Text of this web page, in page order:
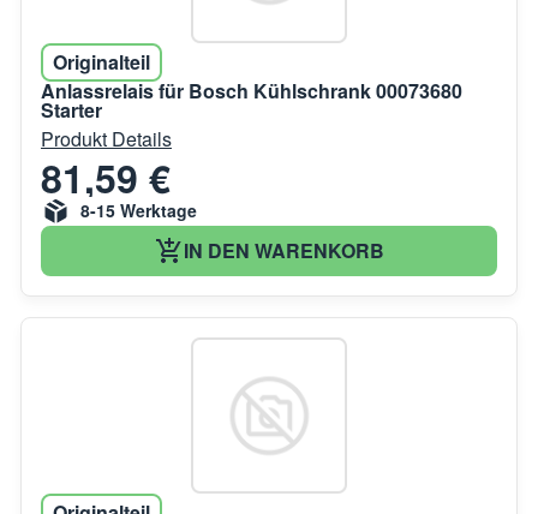
Originalteil
Anlassrelais für Bosch Kühlschrank 00073680
Starter
Produkt Details
81,59 €
8-15 Werktage
IN DEN WARENKORB